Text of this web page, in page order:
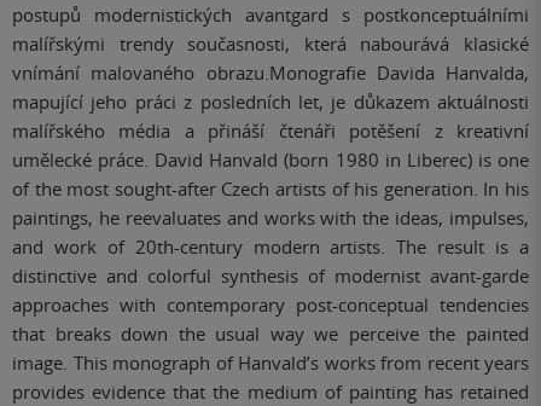
postupů modernistických avantgard s postkonceptuálními
malířskými trendy současnosti, která nabourává klasické
vnímání malovaného obrazu.Monografie Davida Hanvalda,
mapující jeho práci z posledních let, je důkazem aktuálnosti
malířského média a přináší čtenáři potěšení z kreativní
umělecké práce. David Hanvald (born 1980 in Liberec) is one
of the most sought-after Czech artists of his generation. In his
paintings, he reevaluates and works with the ideas, impulses,
and work of 20th-century modern artists. The result is a
distinctive and colorful synthesis of modernist avant-garde
approaches with contemporary post-conceptual tendencies
that breaks down the usual way we perceive the painted
image. This monograph of Hanvald’s works from recent years
provides evidence that the medium of painting has retained